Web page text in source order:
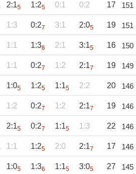
2:15 1:25 0:1 0:2 17 151
1:3 0:27 3:1 2:05 19 151
1:1 1:36 2:1 3:15 16 150
1:1 0:27 1:2 2:17 19 149
1:05 1:25 1:15 2:2 20 146
1:2 0:27 1:2 2:17 19 146
2:15 0:27 1:15 1:3 22 146
1:1 1:25 2:0 2:17 17 146
1:05 1:36 1:15 3:05 27 145